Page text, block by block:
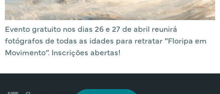
Evento gratuito nos dias 26 e 27 de abril reunirá
fotógrafos de todas as idades para retratar “Floripa em
Movimento”. Inscrições abertas!